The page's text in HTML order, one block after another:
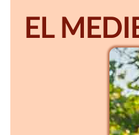
EL